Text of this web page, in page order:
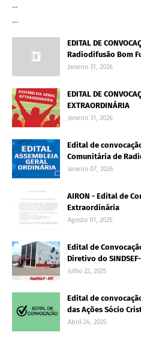
…
…
EDITAL DE
Radiodifusão Bom
Janeiro 31, 2026
EDITAL DE
EXTRAORDINÁRIA
Janeiro 31, 2026
Edital de
Comunitária de
Janeiro 07, 2026
AIRON - Edital de
Extraordinária
Agosto 01, 2025
Edital de
Diretivo do
Julho 22, 2025
Edital de
das Ações Sócio
Abril 24, 2025